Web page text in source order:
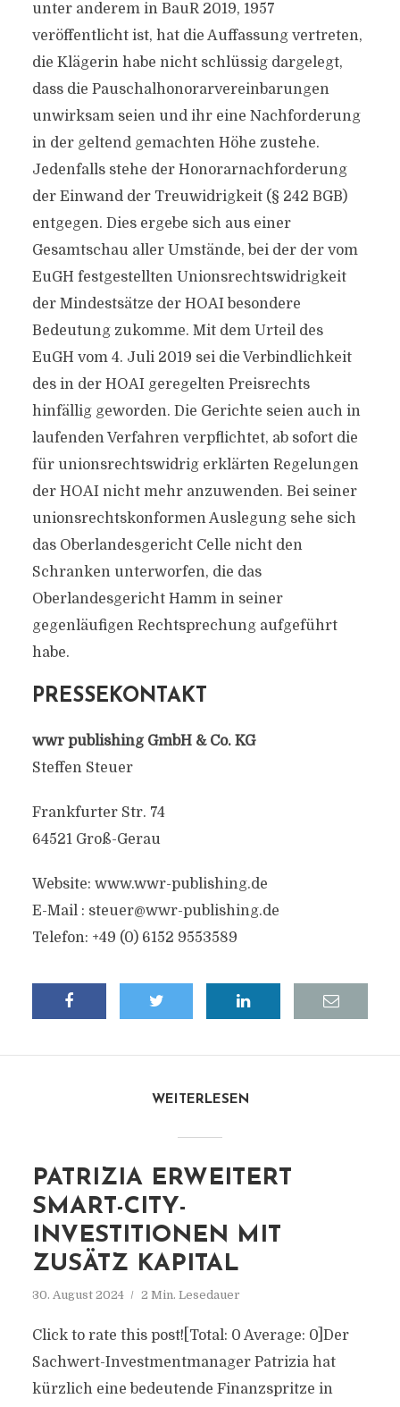
unter anderem in BauR 2019, 1957
veröffentlicht ist, hat die Auffassung vertreten,
die Klägerin habe nicht schlüssig dargelegt,
dass die Pauschalhonorarvereinbarungen
unwirksam seien und ihr eine Nachforderung
in der geltend gemachten Höhe zustehe.
Jedenfalls stehe der Honorarnachforderung
der Einwand der Treuwidrigkeit (§ 242 BGB)
entgegen. Dies ergebe sich aus einer
Gesamtschau aller Umstände, bei der der vom
EuGH festgestellten Unionsrechtswidrigkeit
der Mindestsätze der HOAI besondere
Bedeutung zukomme. Mit dem Urteil des
EuGH vom 4. Juli 2019 sei die Verbindlichkeit
des in der HOAI geregelten Preisrechts
hinfällig geworden. Die Gerichte seien auch in
laufenden Verfahren verpflichtet, ab sofort die
für unionsrechtswidrig erklärten Regelungen
der HOAI nicht mehr anzuwenden. Bei seiner
unionsrechtskonformen Auslegung sehe sich
das Oberlandesgericht Celle nicht den
Schranken unterworfen, die das
Oberlandesgericht Hamm in seiner
gegenläufigen Rechtsprechung aufgeführt
habe.
PRESSEKONTAKT
wwr publishing GmbH & Co. KG
Steffen Steuer
Frankfurter Str. 74
64521 Groß-Gerau
Website: www.wwr-publishing.de
E-Mail : steuer@wwr-publishing.de
Telefon: +49 (0) 6152 9553589
WEITERLESEN
PATRIZIA ERWEITERT
SMART-CITY-
INVESTITIONEN MIT
ZUSÄTZ KAPITAL
30. August 2024 2 Min. Lesedauer
Click to rate this post![Total: 0 Average: 0]Der
Sachwert-Investmentmanager Patrizia hat
kürzlich eine bedeutende Finanzspritze in